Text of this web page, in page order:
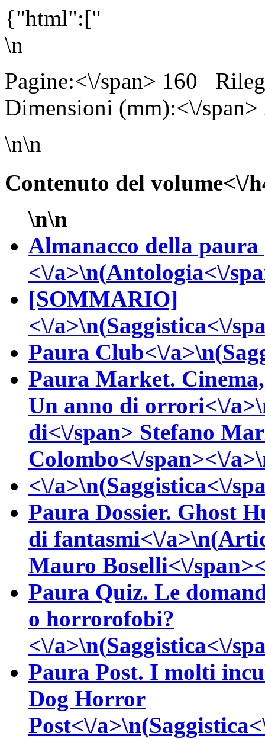
{"html":["
\n
Pagine:<\/span> 160
Dimensioni (mm):<\/
\n\n
Contenuto del volume<\/
\n\n
Almanacco della paura
<\/a>\n(Antologia<\/
[SOMMARIO]
<\/a>\n(Saggistica<\/
Paura Club<\/a>\n(
Paura Market.
Un anno di orrori<\/
di<\/span> Stefano
Colombo<\/span><\/
<\/a>\n(Saggistica<\/
Paura Dossier. Ghost
di fantasmi<\/a>\n(
Mauro Boselli<\/
Paura Quiz. Le
o horrorofobi?
<\/a>\n(Saggistica<\/
Paura Post. I molti
Dog Horror
Post<\/a>\n(